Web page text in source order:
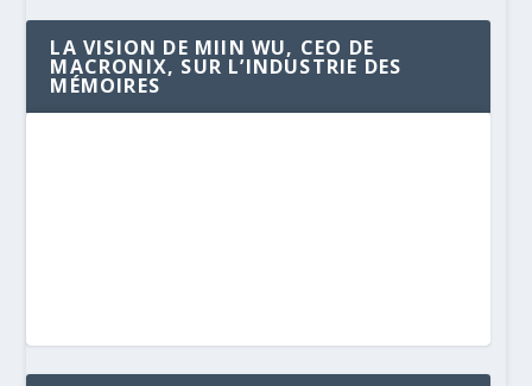
LA VISION DE MIIN WU, CEO DE
MACRONIX, SUR L’INDUSTRIE DES
MÉMOIRES